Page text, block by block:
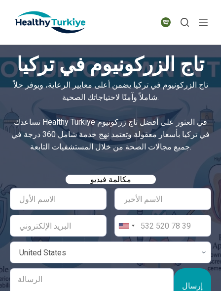
p
t
o
c
n
t
e
تاج الزركونيوم في تركيا
تاج الزركونيوم في تركيا يضمن أعلى معايير الرعاية، ويوفر حلاً
شاملاً وآمنًا لاحتياجاتك الصحية.
تساعدك Healthy Türkiye في العثور على أفضل تاج زركونيوم
في تركيا بأسعار معقولة وتعتمد نهج خدمة شامل 360 درجة في
جميع مجالات الصحة من خلال المستشفيات التابعة.
مكالمة فيديو
إرسال